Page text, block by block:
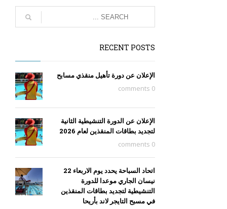
RECENT POSTS
الإعلان عن دورة تأهيل منقذي مسابح
0 comments
الإعلان عن الدورة التنشيطية الثانية
لتجديد بطاقات المنقذين لعام 2026
0 comments
اتحاد السباحة يحدد يوم الاربعاء 22
نيسان الجاري موعدا للدورة
التنشيطية لتجديد بطاقات المنقذين
في مسبح التايجر لاند بأريحا